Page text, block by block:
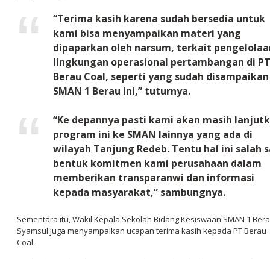
“Terima kasih karena sudah bersedia untuk
kami bisa menyampaikan materi yang
dipaparkan oleh narsum, terkait
lingkungan operasional pertambangan di PT
Berau Coal, seperti yang sudah
SMAN 1 Berau ini,” tuturnya.
“Ke depannya pasti kami akan masih
program ini ke SMAN lainnya yang ada di
wilayah Tanjung Redeb. Tentu hal ini salah
bentuk komitmen kami perusahaan dalam
memberikan transparanwi dan informasi
kepada masyarakat,” sambungnya.
Sementara itu, Wakil Kepala Sekolah Bidang Kesiswaan SMAN 1
Syamsul juga menyampaikan ucapan terima kasih kepada PT Berau
Coal.